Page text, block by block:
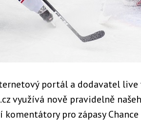
portál a dodavatel
využívá nově pravidelně
pro zápasy Chance